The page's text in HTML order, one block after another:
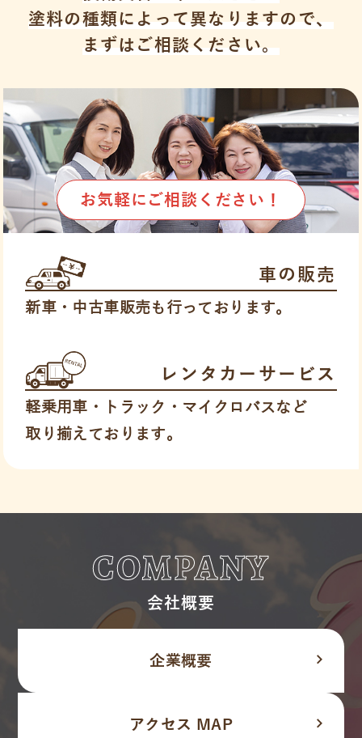
塗料の種類によって異なりますので、
まずはご相談ください。
お気軽にご相談ください！
車の販売
新車・中古車販売も行っております。
レンタカーサービス
軽乗用車・トラック・マイクロバスなど
取り揃えております。
COMPANY
会社概要
企業概要 navigate_next
アクセス MAP navigate_next